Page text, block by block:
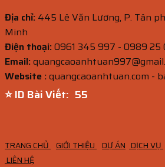
Địa chỉ: 445 Lê Văn Lương, P. Tân
Minh
Điện thoại:0961 345 997 - 0989 25
Email:
Website :quangcaoanhtuan.com -
⭐ ID Bài Viết: 54
TRANG CHỦ GIỚI THIỆU DỰ ÁN DỊCH VỤ
LIÊN HỆ